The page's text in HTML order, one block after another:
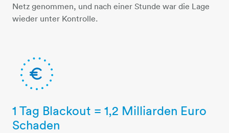
Netz genommen, und nach einer Stunde war die Lage
wieder unter Kontrolle.
euro-punktkreis
1 Tag Blackout = 1,2 Milliarden Euro
Schaden